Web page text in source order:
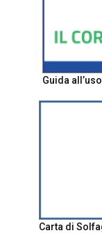
Guida
Carta di